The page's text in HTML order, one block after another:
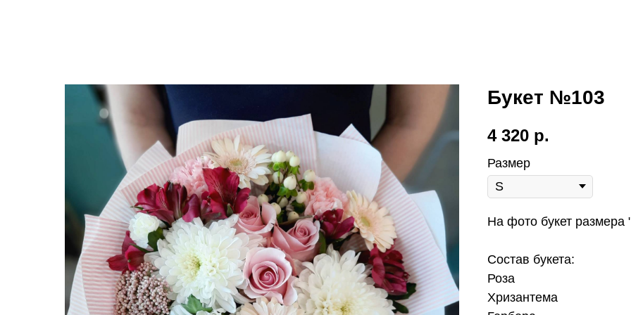
Букет №103
4 320 р.
Размер
На фото букет размера
Состав букета:
Роза
Хризантема